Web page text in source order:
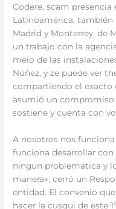
Codere, scam
Latinoamérica, también
Madrid y Monterrey, de
un trabajo con la
meio de las
Núñez, y ze puede ver
compartiendo el exacto
asumió un compromiso
sostiene y cuenta con
A nosotros nos funciona
funciona desarrollar
ningún problematica y
manera», cerró un
entidad. El convenio
hacer la cusqui de este